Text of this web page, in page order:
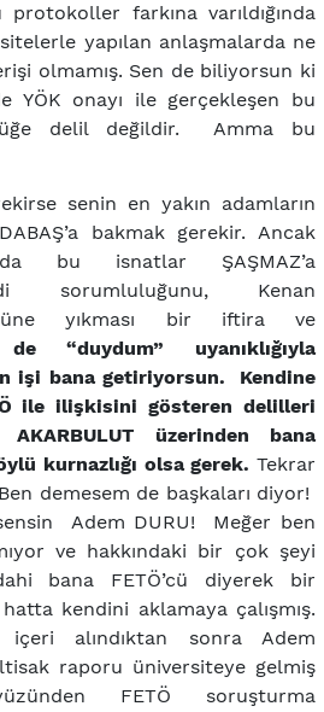
farkına varıldığında
yapılan anlaşmalarda ne
olmamış. Sen de biliyorsun ki
YÖK onayı ile gerçekleşen bu
delil değildir. Amma bu
senin en yakın adamların
bakmak gerekir. Ancak
bu isnatlar ŞAŞMAZ’a
sorumluluğunu, Kenan
yıkması bir iftira ve
“duydum” uyanıklığıyla
işi bana getiriyorsun. Kendine
ile ilişkisini gösteren delilleri
üzerinden bana
kurnazlığı olsa gerek. Tekrar
demesem de başkaları diyor!
Adem DURU! Meğer ben
ve hakkındaki bir çok şeyi
bana FETÖ’cü diyerek bir
kendini aklamaya çalışmış.
alındıktan sonra Adem
raporu üniversiteye gelmiş
FETÖ soruşturma